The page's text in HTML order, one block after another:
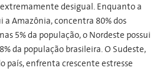
desigual. Enquanto a
Amazônia, concentra 80% dos
5% da população, o Nordeste possui
da população brasileira. O Sudeste,
país, enfrenta crescente estresse